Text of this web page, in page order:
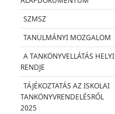
SZMSZ
TANULMÁNYI MOZGALOM
A TANKÖNYVELLÁTÁS HELYI
RENDJE
TÁJÉKOZTATÁS AZ ISKOLAI
TANKÖNYVRENDELÉSRŐL
2025